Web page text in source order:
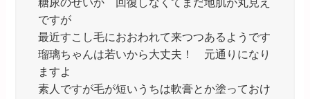
ですが
最近すこし毛におおわれて来つつあるようです
瑠璃ちゃんは若いから大丈夫！ 元通りになり
ますよ
素人ですが毛が短いうちは軟膏とか塗っておけ